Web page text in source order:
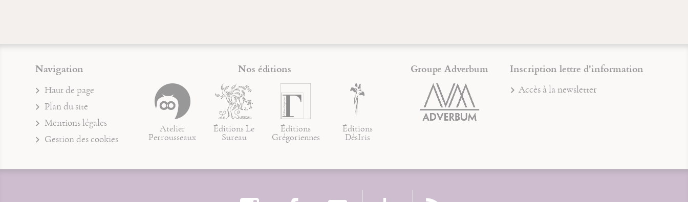
Navigation
Haut de page
Plan du site
Mentions légales
Gestion des cookies
Nos éditions
Atelier
Perrousseaux
Éditions Le
Sureau
Éditions
Grégoriennes
Éditions
DésIris
Groupe Adverbum Inscription lettre d'information
Accès à la newsletter